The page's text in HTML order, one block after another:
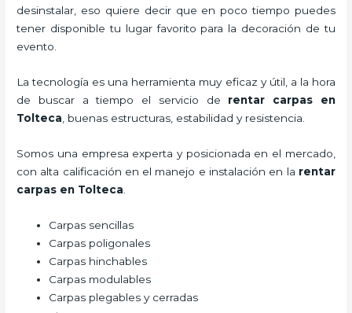
desinstalar, eso quiere decir que en poco tiempo puedes
tener disponible tu lugar favorito para la decoración de tu
evento.
La tecnología es una herramienta muy eficaz y útil, a la hora
de buscar a tiempo el servicio de rentar carpas en
Tolteca , buenas estructuras, estabilidad y resistencia.
Somos una empresa experta y posicionada en el mercado,
con alta calificación en el manejo e instalación en la rentar
carpas en Tolteca
Carpas sencillas
Carpas poligonales
Carpas hinchables
Carpas modulables
Carpas plegables y cerradas